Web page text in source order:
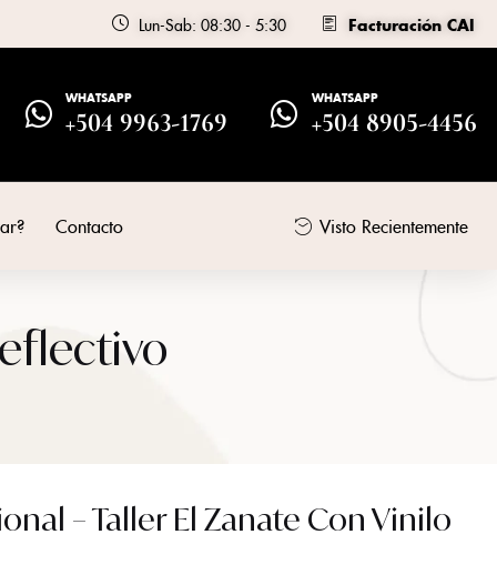
Lun-Sab: 08:30 - 5:30 Facturación CAI
WHATSAPP
+504 9963-1769
WHATSAPP
+504 8905-4456
Contacto Visto Recientemente
– Taller El Zanate Con Vinilo